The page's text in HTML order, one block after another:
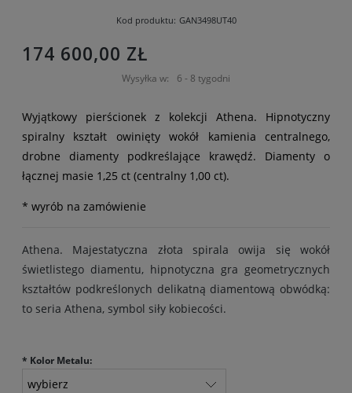
Kod produktu: GAN3498UT40
174 600,00 ZŁ
Wysyłka w: 6 - 8 tygodni
Wyjątkowy pierścionek z kolekcji Athena. Hipnotyczny
spiralny kształt owinięty wokół kamienia centralnego,
drobne diamenty podkreślające krawędź. Diamenty o
łącznej masie 1,25 ct (centralny 1,00 ct).
* wyrób na zamówienie
Athena. Majestatyczna złota spirala owija się wokół
świetlistego diamentu, hipnotyczna gra geometrycznych
kształtów podkreślonych delikatną diamentową obwódką:
to seria Athena, symbol siły kobiecości.
* Kolor Metalu: